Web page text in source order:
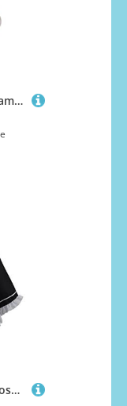
Jiumaocleu Anime Dazai Osamu weiche Figuren, Dazai Osamu, Stofffigur, Dazai-Osamu-Puppen, zum Aufhängen, Schultaschen-Anhänger, warme Geschenke, 10 cm
Jiumaocleu Rem and Ram Cosplay Kostüm, Voller Satz Maid Outfit Kurzer Rock Uniform Anzüge mit Zubehör, Party Karneval Mode Dress Up für Mädchen